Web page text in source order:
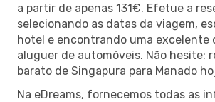
a partir de apenas 131€. Efetue a
selecionando as datas da viagem,
hotel e encontrando uma excelente
aluguer de automóveis. Não hesite:
barato de Singapura para Manado
Na eDreams, fornecemos todas as